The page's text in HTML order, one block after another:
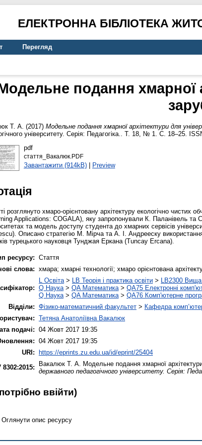
ЕЛЕКТРОННА БІБЛІОТЕКА
Перегляд
подання хмарної
Т. А. (2017) Модельне подання хмарної архітектури для
університету. Серія: Педагогіка.. Т. 18, № 1. С. 18–25.
pdf
стаття_Вакалюк.PDF
Завантажити (914kB)| Preview
розглянуто хмаро-орієнтовану архітектуру екологічно
Applications: COGALA), яку запропонували К. Паланівель
та модель доступу студента до хмарних сервісів
Описано стратегію M. Мірча та А. І. Андрееску
турецького науковця Тунджая Еркана (Tuncay Ercana).
ресурсу: Стаття
слова:
хмара; хмарні технології; хмаро орієнтована
L Освіта > LB Теорія і практика освіти > LB2300 Вища
Q Наука > QA Математика > QA75 Електронні
Q Наука > QA Математика > QA76 Комп'ютерне
Відділи: Фізико-математичний факультет > Кафедра
Тетяна Анатоліївна Вакалюк
подачі:
04 Жовт 2017 19:35
04 Жовт 2017 19:35
URI: https://eprints.zu.edu.ua/id/eprint/25404
Вакалюк Т. А. Модельне подання хмарної
державного педагогічного університету. Серія:
ввійти)
Оглянути опис ресурсу